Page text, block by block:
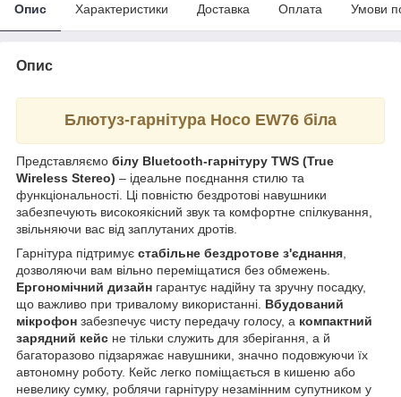
Опис Характеристики Доставка Оплата Умови
Опис
Блютуз-гарнітура Hoco EW76 біла
Представляємо білу Bluetooth-гарнітуру TWS (True
Wireless Stereo) – ідеальне поєднання стилю та
функціональності. Ці повністю бездротові навушники
забезпечують високоякісний звук та комфортне спілкування,
звільняючи вас від заплутаних дротів.
Гарнітура підтримує стабільне бездротове з'єднання
дозволяючи вам вільно переміщатися без обмежень.
Ергономічний дизайн гарантує надійну та зручну посадку,
що важливо при тривалому використанні. Вбудований
мікрофон забезпечує чисту передачу голосу, а компактний
зарядний кейс не тільки служить для зберігання, а й
багаторазово підзаряжає навушники, значно подовжуючи їх
автономну роботу. Кейс легко поміщається в кишеню або
невелику сумку, роблячи гарнітуру незамінним супутником у